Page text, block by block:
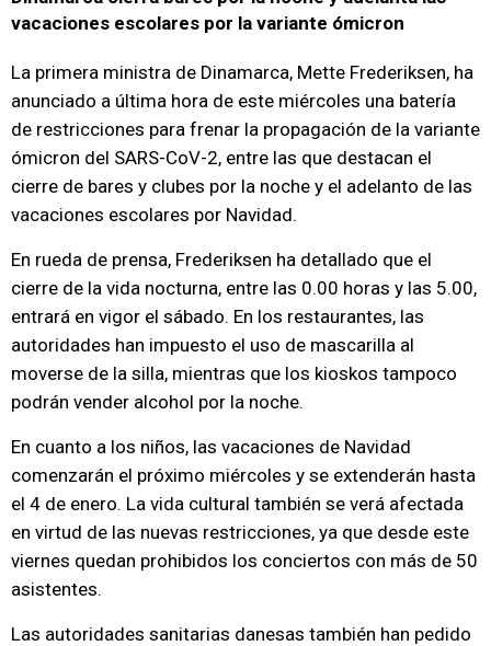
vacaciones escolares por la variante ómicron
La primera ministra de Dinamarca, Mette Frederiksen, ha
anunciado a última hora de este miércoles una batería
de restricciones para frenar la propagación de la variante
ómicron del SARS-CoV-2, entre las que destacan el
cierre de bares y clubes por la noche y el adelanto de las
vacaciones escolares por Navidad.
En rueda de prensa, Frederiksen ha detallado que el
cierre de la vida nocturna, entre las 0.00 horas y las 5.00,
entrará en vigor el sábado. En los restaurantes, las
autoridades han impuesto el uso de mascarilla al
moverse de la silla, mientras que los kioskos tampoco
podrán vender alcohol por la noche.
En cuanto a los niños, las vacaciones de Navidad
comenzarán el próximo miércoles y se extenderán hasta
el 4 de enero. La vida cultural también se verá afectada
en virtud de las nuevas restricciones, ya que desde este
viernes quedan prohibidos los conciertos con más de 50
asistentes.
Las autoridades sanitarias danesas también han pedido